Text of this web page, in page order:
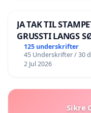
JA TAK TIL
GRUSSTI LANGS
BOARDWALK VÆK
125 underskrifter
45 Underskrifter / 30
2 Jul 2026
Sikre